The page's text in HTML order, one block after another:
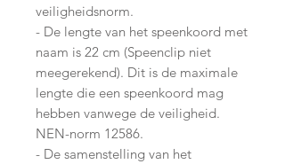
veiligheidsnorm.
- De lengte van het speenkoord met
naam is 22 cm (Speenclip niet
meegerekend). Dit is de maximale
lengte die een speenkoord mag
hebben vanwege de veiligheid.
NEN-norm 12586.
- De samenstelling van het